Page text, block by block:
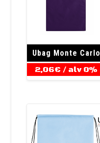
Ubag Monte Carlo
2,06€ / alv 0%